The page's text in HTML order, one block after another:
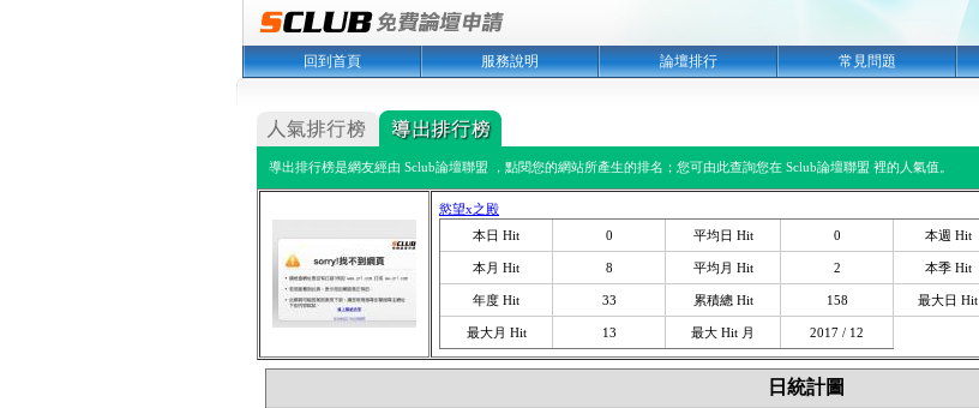
回到首頁 服務說明 論壇排行 常見問題
導出排行榜是網友經由 Sclub論壇聯盟 ，點閱您的網站所產生的排名；您可由此查詢您在 Sclub論壇聯盟 裡的人氣值。
慾望x之殿
本日 Hit
0 平均日 Hit 0 本週 Hit
本月 Hit 8 平均月 Hit 2 本季 Hit
年度 Hit 33 累積總 Hit 158 最大日 Hit
最大月 Hit 13 最大 Hit 月 2017 / 12
日統計圖